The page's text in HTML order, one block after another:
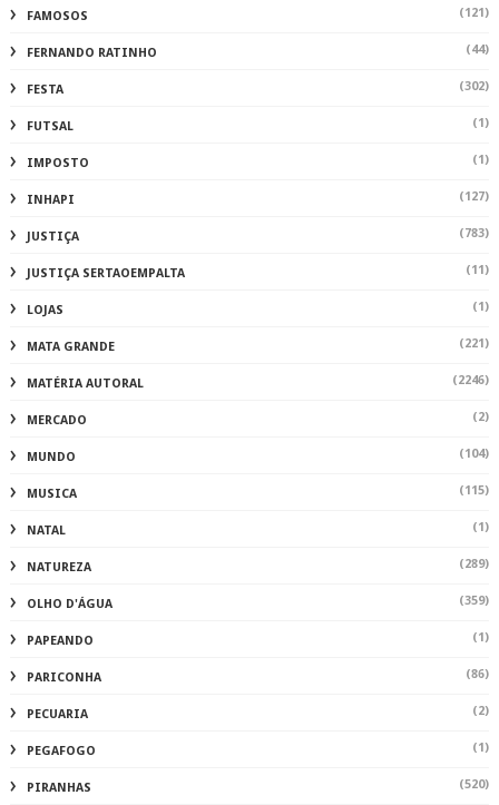
FAMOSOS (121)
FERNANDO RATINHO (44)
FESTA (302)
FUTSAL (1)
IMPOSTO (1)
INHAPI (127)
JUSTIÇA (783)
JUSTIÇA SERTAOEMPALTA (11)
LOJAS (1)
MATA GRANDE (221)
MATÉRIA AUTORAL (2246)
MERCADO (2)
MUNDO (104)
MUSICA (115)
NATAL (1)
NATUREZA (289)
OLHO D'ÁGUA (359)
PAPEANDO (1)
PARICONHA (86)
PECUARIA (2)
PEGAFOGO (1)
PIRANHAS (520)